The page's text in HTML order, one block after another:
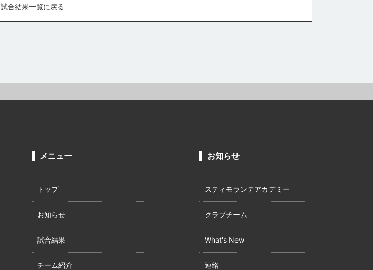
試合結果一覧に戻る
メニュー
トップ
お知らせ
試合結果
チーム紹介
お知らせ
スティモランテアカデミー
クラブチーム
What's New
連絡